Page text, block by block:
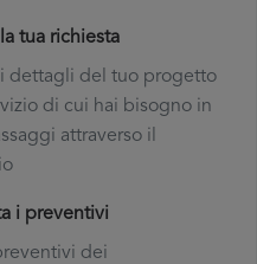
tua richiesta
i dettagli del tuo progetto
di cui hai bisogno in
attraverso il
i preventivi
dei